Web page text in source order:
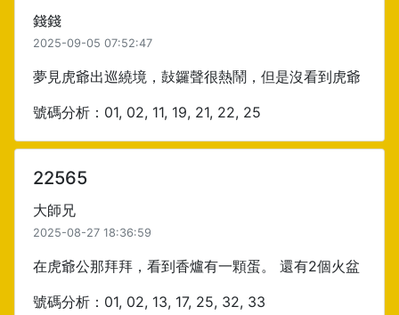
錢錢
2025-09-05 07:52:47
夢見虎爺出巡繞境，鼔鑼聲很熱鬧，但是沒看到虎爺
號碼分析：01, 02, 11, 19, 21, 22, 25
22565
大師兄
2025-08-27 18:36:59
在虎爺公那拜拜，看到香爐有一顆蛋。 還有2個火盆
號碼分析：01, 02, 13, 17, 25, 32, 33